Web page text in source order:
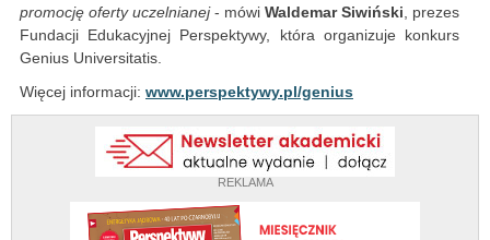
REKLAMA
promocję oferty uczelnianej- mówi Waldemar Siwiński, prezes
Fundacji Edukacyjnej Perspektywy, która organizuje konkurs
Genius Universitatis.
Więcej informacji: www.perspektywy.pl/genius